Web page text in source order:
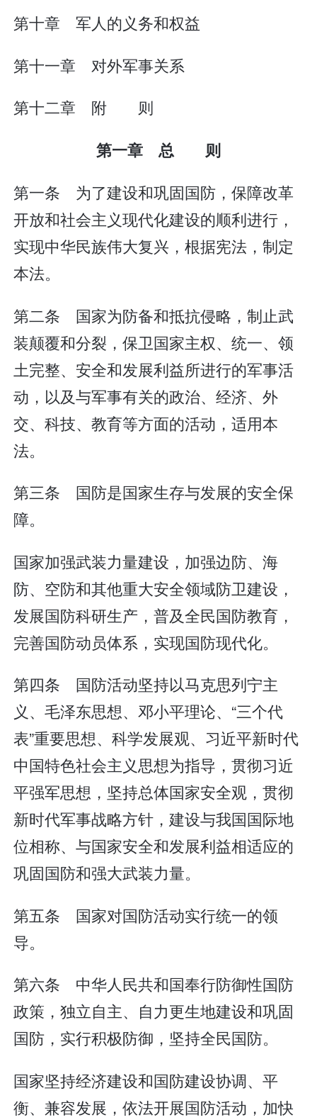
第十章 军人的义务和权益
第十一章 对外军事关系
第十二章 附 则
第一章 总 则
第一条 为了建设和巩固国防，保障改革
开放和社会主义现代化建设的顺利进行，
实现中华民族伟大复兴，根据宪法，制定
本法。
第二条 国家为防备和抵抗侵略，制止武
装颠覆和分裂，保卫国家主权、统一、领
土完整、安全和发展利益所进行的军事活
动，以及与军事有关的政治、经济、外
交、科技、教育等方面的活动，适用本
法。
第三条 国防是国家生存与发展的安全保
障。
国家加强武装力量建设，加强边防、海
防、空防和其他重大安全领域防卫建设，
发展国防科研生产，普及全民国防教育，
完善国防动员体系，实现国防现代化。
第四条 国防活动坚持以马克思列宁主
义、毛泽东思想、邓小平理论、“三个代
表”重要思想、科学发展观、习近平新时代
中国特色社会主义思想为指导，贯彻习近
平强军思想，坚持总体国家安全观，贯彻
新时代军事战略方针，建设与我国国际地
位相称、与国家安全和发展利益相适应的
巩固国防和强大武装力量。
第五条 国家对国防活动实行统一的领
导。
第六条 中华人民共和国奉行防御性国防
政策，独立自主、自力更生地建设和巩固
国防，实行积极防御，坚持全民国防。
国家坚持经济建设和国防建设协调、平
衡、兼容发展，依法开展国防活动，加快